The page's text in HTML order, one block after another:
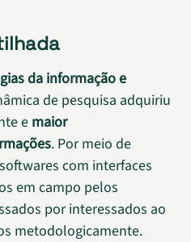
da informação e
de pesquisa adquiriu
e maior
. Por meio de
com interfaces
em campo pelos
por interessados ao
metodologicamente.